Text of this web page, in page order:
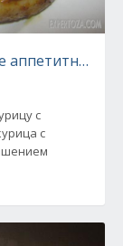
аппетитную
с